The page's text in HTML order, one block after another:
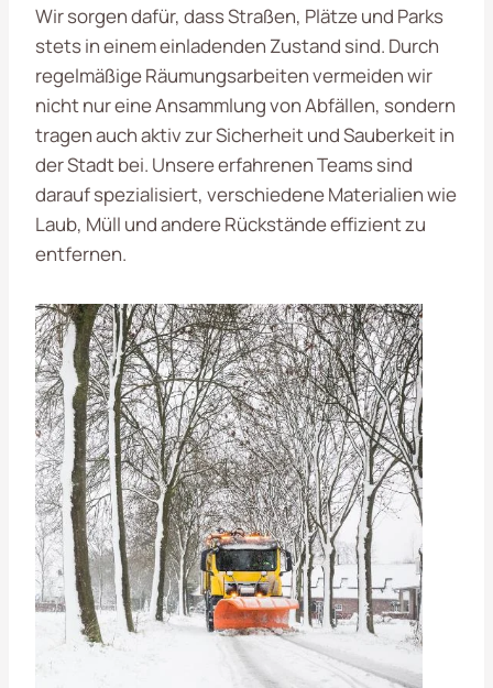
Wir sorgen dafür, dass Straßen, Plätze und Parks
stets in einem einladenden Zustand sind. Durch
regelmäßige Räumungsarbeiten vermeiden wir
nicht nur eine Ansammlung von Abfällen, sondern
tragen auch aktiv zur Sicherheit und Sauberkeit in
der Stadt bei. Unsere erfahrenen Teams sind
darauf spezialisiert, verschiedene Materialien wie
Laub, Müll und andere Rückstände effizient zu
entfernen.